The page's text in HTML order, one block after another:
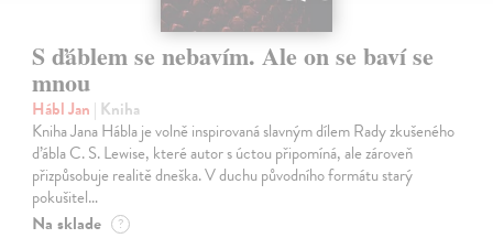
S ďáblem se nebavím. Ale on se baví se
mnou
Hábl Jan | Kniha
Kniha Jana Hábla je volně inspirovaná slavným dílem Rady zkušeného
ďábla C. S. Lewise, které autor s úctou připomíná, ale zároveň
přizpůsobuje realitě dneška. V duchu původního formátu starý
pokušitel…
Na sklade ?